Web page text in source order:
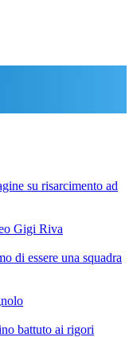
su risarcimento ad
Gigi Riva
di essere una squadra
battuto ai rigori